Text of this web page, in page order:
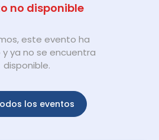
no disponible
este evento ha
y ya no se encuentra
disponible.
los eventos